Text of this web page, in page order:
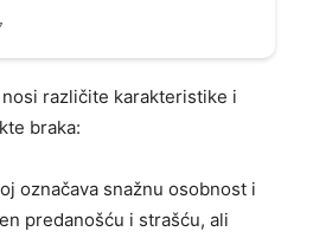
različite karakteristike i
braka:
označava snažnu osobnost i
predanošću i strašću, ali